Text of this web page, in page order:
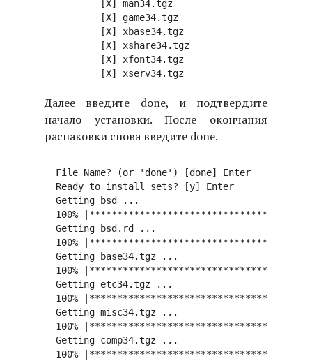
          [X] man34.tgz
          [X] game34.tgz
          [X] xbase34.tgz
          [X] xshare34.tgz
          [X] xfont34.tgz
Далее введите done, и подтвердите
начало установки. После окончания
распаковки снова введите done.
  File Name? (or 'done') [done] Enter
  Ready to install sets? [y] Enter
  Getting bsd ...
100%
  Getting bsd.rd ...
100%
  Getting base34.tgz ...
100%
  Getting etc34.tgz ...
100%
  Getting misc34.tgz ...
100%
  Getting comp34.tgz ...
100%